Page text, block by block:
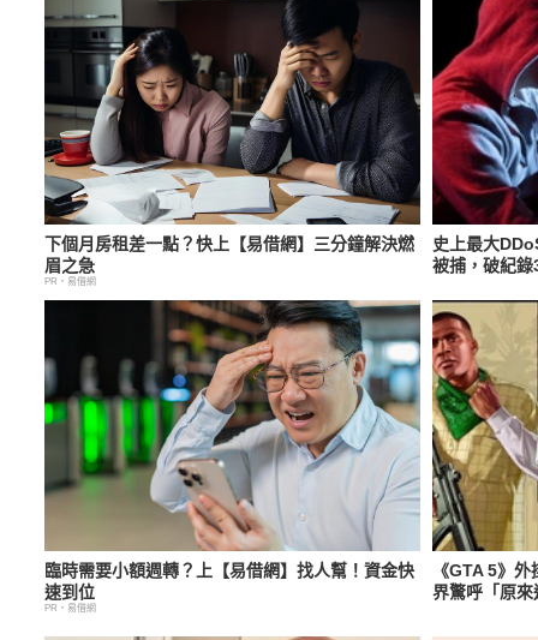
下個月房租差一點？快上【易借網】三分鐘解決燃
眉之急
PR・易借網
史上最大
被捕，破紀
臨時需要小額週轉？上【易借網】找人幫！資金快
速到位
PR・易借網
《GTA 5》
界驚呼「原